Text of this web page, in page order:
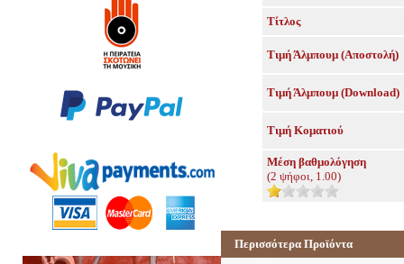
Τίτλος
Τιμή Άλμπουμ (Αποστολή)
Τιμή Άλμπουμ (Download)
Τιμή Κοματιού
Μέση βαθμολόγηση
(2 ψήφοι, 1.00)
Περισσότερα Προϊόντα